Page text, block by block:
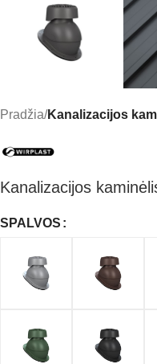
Pradžia Kanalizacijos
Kanalizacijos
SPALVOS